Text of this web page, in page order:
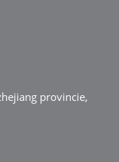
provincie,